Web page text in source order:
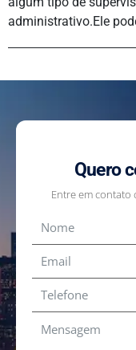
administrativo.Ele
Quero
Entre em contato